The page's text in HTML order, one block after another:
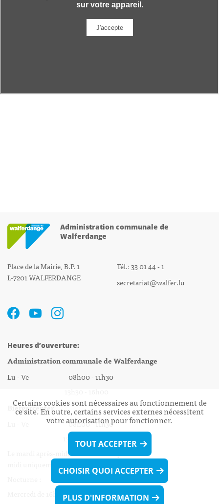
Administration communale de
Walferdange
Place de la Mairie, B.P. 1
L-7201 WALFERDANGE
Tél.: 33 01 44 - 1
secretariat@walfer.lu
Heures d’ouverture:
Administration communale de Walferdange
Lu - Ve 08h00 - 11h30
Biergercenter
Lu - Ve 08h00 - 11h30
13h30 - 16h00
Le mardi après-midi et le vendredi après-
midi uniquement sur Rdv.
Mercredi de 16h00 - 18h45 uniquement sur Rdv
Certains cookies sont nécessaires au fonctionnement de
ce site. En outre, certains services externes nécessitent
votre autorisation pour fonctionner.
TOUT ACCEPTER
CHOISIR QUOI ACCEPTER
PLUS D'INFORMATION